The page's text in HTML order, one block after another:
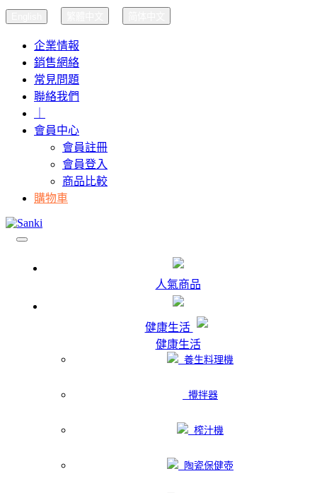
企業情報
銷售網絡
常見問題
聯絡我們
會員中心
會員註冊
會員登入
商品比較
購物車
人氣商品
健康生活
健康生活
養生料理機
攪拌器
榨汁機
陶瓷保健壺